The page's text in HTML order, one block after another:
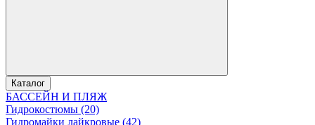
Каталог
БАССЕЙН И ПЛЯЖ
Гидрокостюмы (20)
Гидромайки лайкровые (42)